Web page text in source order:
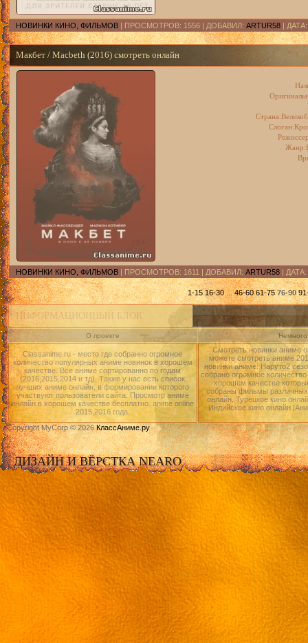
НОВИНКИ КИНО, ФИЛЬМОВ | ПРОСМОТРОВ: 1556 | ДОБАВИЛ: ARTUR58 |
Макбет / Macbeth (2016) смотреть онлайн
НОВИНКИ КИНО, ФИЛЬМОВ | ПРОСМОТРОВ: 1611 | ДОБАВИЛ: ARTUR58 | ДАТА:
1-15 16-30 ... 46-60 61-75 76-90
ИНФОРМАЦИОННЫЙ БЛОК
О проекте
Classanime.ru - место где собранно огромное
количество популярных аниме новинок в хорошем
качестве. Все аниме сортированно по годам
(2016,2015,2014 и тд). Также у нас есть список
лучших аниме онлайн, в формировании которого
участвуют пользователи сайта. Просмотр аниме
онлайн в хорошем качестве бесплатно. anime online
2015,2016 года.
Смотреть новинки аниме
можете смотреть аниме
новинки аниме: Наруто2
собрано огромное
хорошем качестве
собраны фильмы различных
онлайн, Турецкое кино
Индийское кино
Copyright MyCorp © 2026КлассАниме.ру
ДИЗАЙН И ВЁРСТКА NEARO